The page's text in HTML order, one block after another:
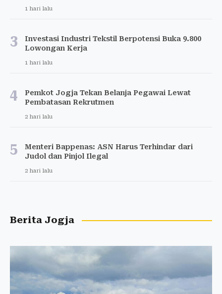
1 hari lalu
3
Investasi Industri Tekstil Berpotensi Buka 9.800
Lowongan Kerja
1 hari lalu
4
Pemkot Jogja Tekan Belanja Pegawai Lewat
Pembatasan Rekrutmen
2 hari lalu
5
Menteri Bappenas: ASN Harus Terhindar dari
Judol dan Pinjol Ilegal
2 hari lalu
Berita Jogja